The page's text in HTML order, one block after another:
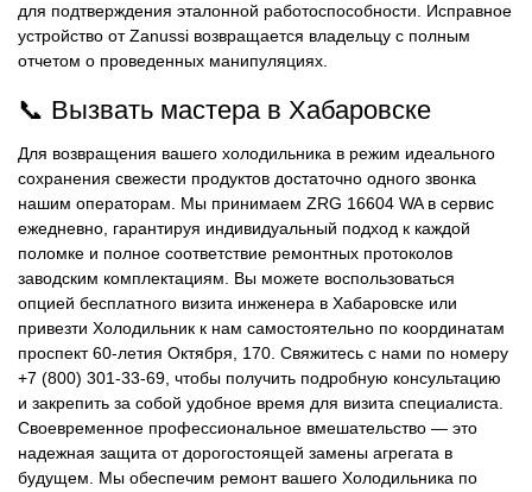
для подтверждения эталонной работоспособности. Исправное
устройство от Zanussi возвращается владельцу с полным
отчетом о проведенных манипуляциях.
📞 Вызвать мастера в Хабаровске
Для возвращения вашего холодильника в режим идеального
сохранения свежести продуктов достаточно одного звонка
нашим операторам. Мы принимаем ZRG 16604 WA в сервис
ежедневно, гарантируя индивидуальный подход к каждой
поломке и полное соответствие ремонтных протоколов
заводским комплектациям. Вы можете воспользоваться
опцией бесплатного визита инженера в Хабаровске или
привезти Холодильник к нам самостоятельно по координатам
проспект 60-летия Октября, 170. Свяжитесь с нами по номеру
+7 (800) 301-33-69, чтобы получить подробную консультацию
и закрепить за собой удобное время для визита специалиста.
Своевременное профессиональное вмешательство — это
надежная защита от дорогостоящей замены агрегата в
будущем. Мы обеспечим ремонт вашего Холодильника по